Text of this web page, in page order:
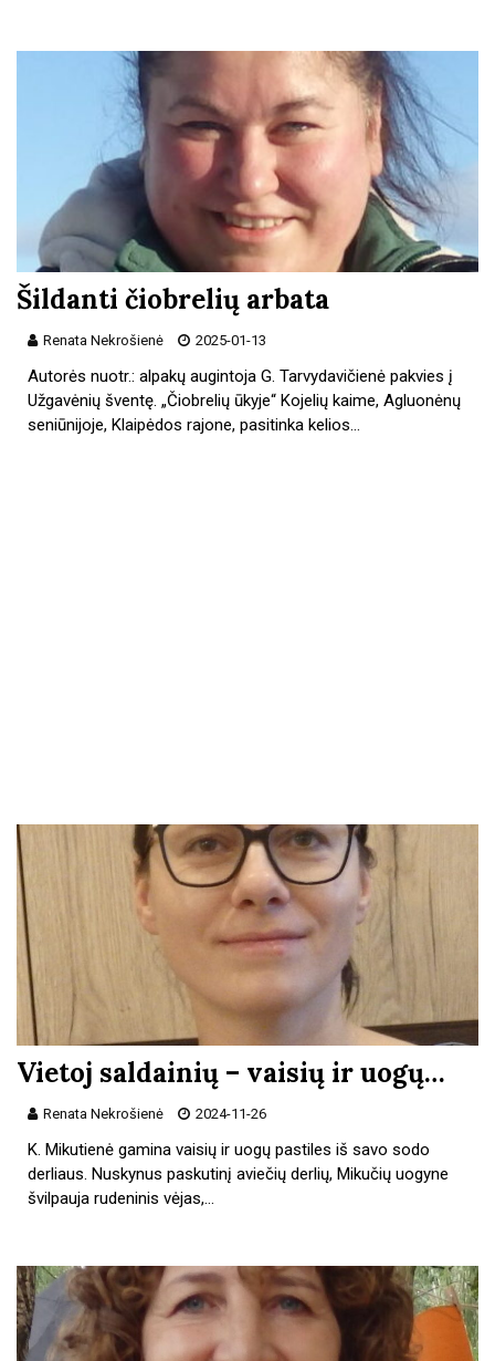
Šildanti čiobrelių arbata
Renata Nekrošienė 2025-01-13
Autorės nuotr.: alpakų augintoja G. Tarvydavičienė pakvies į
Užgavėnių šventę. „Čiobrelių ūkyje“ Kojelių kaime, Agluonėnų
seniūnijoje, Klaipėdos rajone, pasitinka kelios…
Vietoj saldainių – vaisių ir uogų…
Renata Nekrošienė 2024-11-26
K. Mikutienė gamina vaisių ir uogų pastiles iš savo sodo
derliaus. Nuskynus paskutinį aviečių derlių, Mikučių uogyne
švilpauja rudeninis vėjas,…